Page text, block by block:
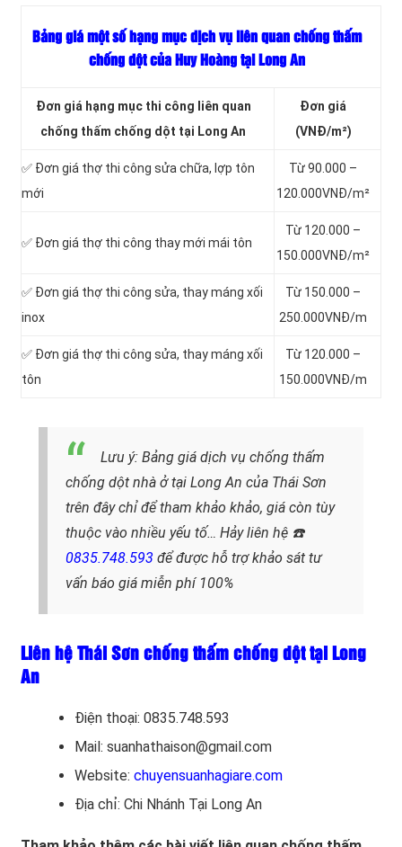
Bảng giá một số hạng mục dịch vụ liên quan chống thấm
chống dột của Huy Hoàng tại Long An
Đơn giá hạng mục thi công liên quan
chống thấm chống dột tại Long An
Đơn giá
(VNĐ/m²)
✅ Đơn giá thợ thi công sửa chữa, lợp tôn
mới
Từ 90.000 –
120.000VNĐ/m²
✅ Đơn giá thợ thi công thay mới mái tôn
Từ 120.000 –
150.000VNĐ/m²
✅ Đơn giá thợ thi công sửa, thay máng xối
inox
Từ 150.000 –
250.000VNĐ/m
✅ Đơn giá thợ thi công sửa, thay máng xối
tôn
Từ 120.000 –
150.000VNĐ/m
Lưu ý: Bảng giá dịch vụ chống thấm
chống dột nhà ở tại Long An của Thái Sơn
trên đây chỉ để tham khảo khảo, giá còn tùy
thuộc vào nhiều yếu tố… Hảy liên hệ ☎️
0835.748.593 để được hỗ trợ khảo sát tư
vấn báo giá miễn phí 100%
Liên hệ Thái Sơn chống thấm chống dột tại Long
An
Điện thoại: 0835.748.593
Mail: suanhathaison@gmail.com
Website: chuyensuanhagiare.com
Địa chỉ: Chi Nhánh Tại Long An